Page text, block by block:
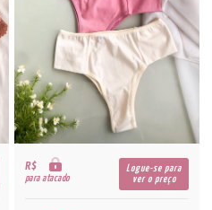
R$
para atacado
Logue-se para
ver o preço